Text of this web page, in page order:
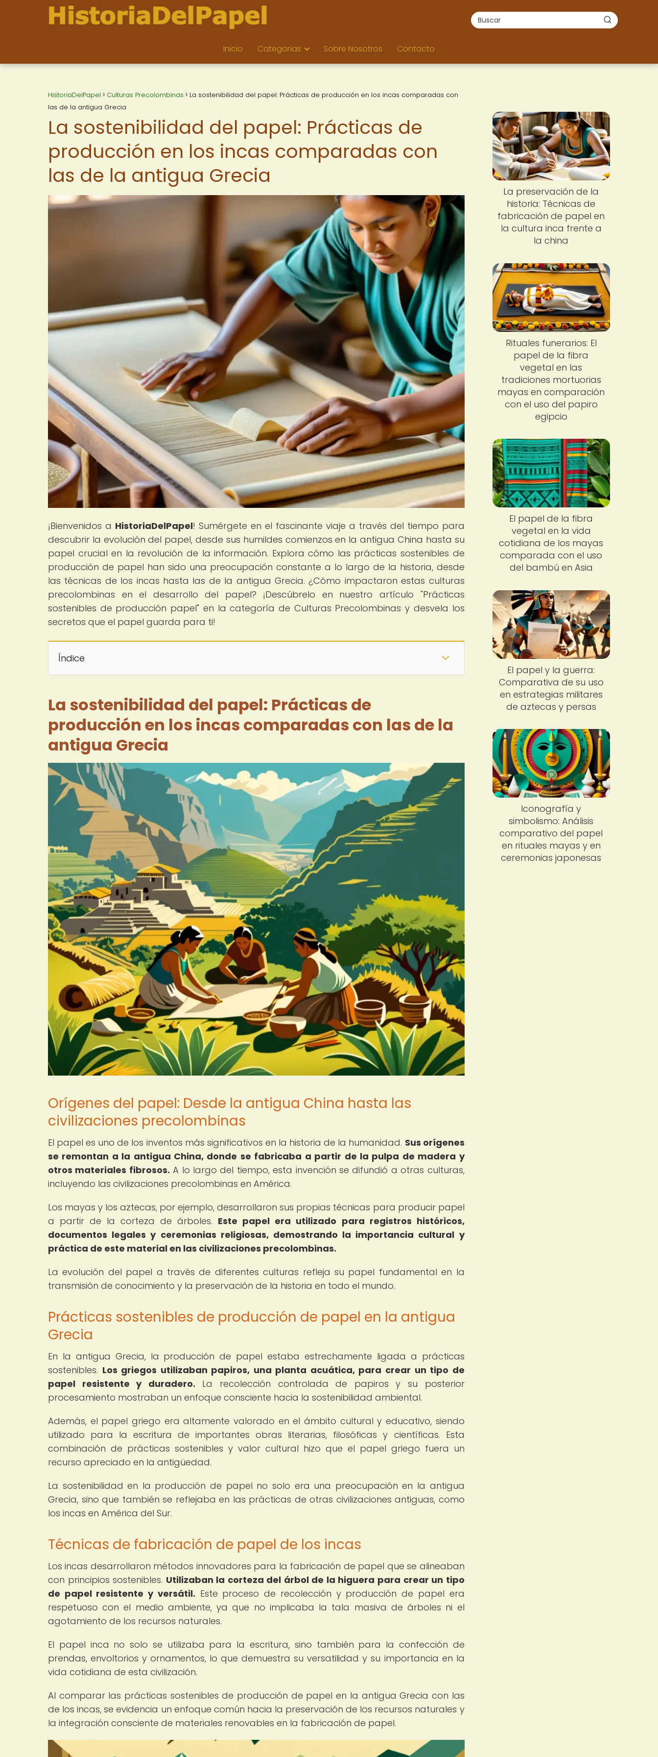
Inicio Categorías Sobre Nosotros Contacto
HistoriaDelPapel Culturas Precolombinas
La sostenibilidad del papel: Prácticas de producción en los incas comparadas con
las de la antigua Grecia
La sostenibilidad del papel: Prácticas de
producción en los incas comparadas con
las de la antigua Grecia
¡Bienvenidos a HistoriaDelPapel! Sumérgete en el fascinante viaje a través del tiempo para
descubrir la evolución del papel, desde sus humildes comienzos en la antigua China hasta su
papel crucial en la revolución de la información. Explora cómo las prácticas sostenibles de
producción de papel han sido una preocupación constante a lo largo de la historia, desde
las técnicas de los incas hasta las de la antigua Grecia. ¿Cómo impactaron estas culturas
precolombinas en el desarrollo del papel? ¡Descúbrelo en nuestro artículo "Prácticas
sostenibles de producción papel" en la categoría de Culturas Precolombinas y desvela los
secretos que el papel guarda para ti!
Índice
La sostenibilidad del papel: Prácticas de
producción en los incas comparadas con las de la
antigua Grecia
Orígenes del papel: Desde la antigua China hasta las
civilizaciones precolombinas
El papel es uno de los inventos más significativos en la historia de la humanidad. Sus orígenes
se remontan a la antigua China, donde se fabricaba a partir de la pulpa de madera y
otros materiales fibrosos. A lo largo del tiempo, esta invención se difundió a otras culturas,
incluyendo las civilizaciones precolombinas en América.
Los mayas y los aztecas, por ejemplo, desarrollaron sus propias técnicas para producir papel
a partir de la corteza de árboles. Este papel era utilizado para registros históricos,
documentos legales y ceremonias religiosas, demostrando la importancia cultural y
práctica de este material en las civilizaciones precolombinas.
La evolución del papel a través de diferentes culturas refleja su papel fundamental en la
transmisión de conocimiento y la preservación de la historia en todo el mundo.
Prácticas sostenibles de producción de papel en la antigua
Grecia
En la antigua Grecia, la producción de papel estaba estrechamente ligada a prácticas
sostenibles. Los griegos utilizaban papiros, una planta acuática, para crear un tipo de
papel resistente y duradero. La recolección controlada de papiros y su posterior
procesamiento mostraban un enfoque consciente hacia la sostenibilidad ambiental.
Además, el papel griego era altamente valorado en el ámbito cultural y educativo, siendo
utilizado para la escritura de importantes obras literarias, filosóficas y científicas. Esta
combinación de prácticas sostenibles y valor cultural hizo que el papel griego fuera un
recurso apreciado en la antigüedad.
La sostenibilidad en la producción de papel no solo era una preocupación en la antigua
Grecia, sino que también se reflejaba en las prácticas de otras civilizaciones antiguas, como
los incas en América del Sur.
Técnicas de fabricación de papel de los incas
Los incas desarrollaron métodos innovadores para la fabricación de papel que se alineaban
con principios sostenibles. Utilizaban la corteza del árbol de la higuera para crear un tipo
de papel resistente y versátil. Este proceso de recolección y producción de papel era
respetuoso con el medio ambiente, ya que no implicaba la tala masiva de árboles ni el
agotamiento de los recursos naturales.
El papel inca no solo se utilizaba para la escritura, sino también para la confección de
prendas, envoltorios y ornamentos, lo que demuestra su versatilidad y su importancia en la
vida cotidiana de esta civilización.
Al comparar las prácticas sostenibles de producción de papel en la antigua Grecia con las
de los incas, se evidencia un enfoque común hacia la preservación de los recursos naturales y
la integración consciente de materiales renovables en la fabricación de papel.
La preservación de la
historia: Técnicas de
fabricación de papel en
la cultura inca frente a
la china
Rituales funerarios: El
papel de la fibra
vegetal en las
tradiciones mortuorias
mayas en comparación
con el uso del papiro
egipcio
El papel de la fibra
vegetal en la vida
cotidiana de los mayas
comparada con el uso
del bambú en Asia
El papel y la guerra:
Comparativa de su uso
en estrategias militares
de aztecas y persas
Iconografía y
simbolismo: Análisis
comparativo del papel
en rituales mayas y en
ceremonias japonesas